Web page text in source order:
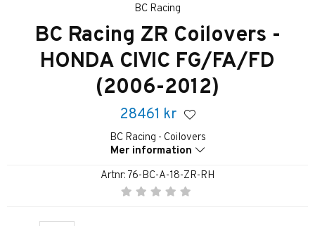
BC Racing
BC Racing ZR Coilovers -
HONDA CIVIC FG/FA/FD
(2006-2012)
28461 kr
BC Racing - Coilovers
Mer information
Artnr: 76-BC-A-18-ZR-RH